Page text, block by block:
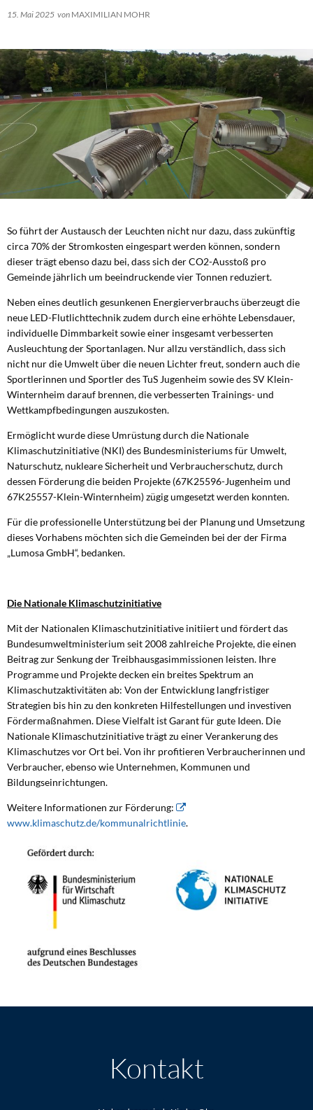
15. Mai 2025 von MAXIMILIAN MOHR
So führt der Austausch der Leuchten nicht nur dazu, dass zukünftig
circa 70% der Stromkosten eingespart werden können, sondern
dieser trägt ebenso dazu bei, dass sich der CO2-Ausstoß pro
Gemeinde jährlich um beeindruckende vier Tonnen reduziert.
Neben eines deutlich gesunkenen Energierverbrauchs überzeugt die
neue LED-Flutlichttechnik zudem durch eine erhöhte Lebensdauer,
individuelle Dimmbarkeit sowie einer insgesamt verbesserten
Ausleuchtung der Sportanlagen. Nur allzu verständlich, dass sich
nicht nur die Umwelt über die neuen Lichter freut, sondern auch die
Sportlerinnen und Sportler des TuS Jugenheim sowie des SV Klein-
Winternheim darauf brennen, die verbesserten Trainings- und
Wettkampfbedingungen auszukosten.
Ermöglicht wurde diese Umrüstung durch die Nationale
Klimaschutzinitiative (NKI) des Bundesministeriums für Umwelt,
Naturschutz, nukleare Sicherheit und Verbraucherschutz, durch
dessen Förderung die beiden Projekte (67K25596-Jugenheim und
67K25557-Klein-Winternheim) zügig umgesetzt werden konnten.
Für die professionelle Unterstützung bei der Planung und Umsetzung
dieses Vorhabens möchten sich die Gemeinden bei der der Firma
„Lumosa GmbH“, bedanken.
Die Nationale Klimaschutzinitiative
Mit der Nationalen Klimaschutzinitiative initiiert und fördert das
Bundesumweltministerium seit 2008 zahlreiche Projekte, die einen
Beitrag zur Senkung der Treibhausgasimmissionen leisten. Ihre
Programme und Projekte decken ein breites Spektrum an
Klimaschutzaktivitäten ab: Von der Entwicklung langfristiger
Strategien bis hin zu den konkreten Hilfestellungen und investiven
Fördermaßnahmen. Diese Vielfalt ist Garant für gute Ideen. Die
Nationale Klimaschutzinitiative trägt zu einer Verankerung des
Klimaschutzes vor Ort bei. Von ihr profitieren Verbraucherinnen und
Verbraucher, ebenso wie Unternehmen, Kommunen und
Bildungseinrichtungen.
Weitere Informationen zur Förderung:
www.klimaschutz.de/kommunalrichtlinie.
Kontakt